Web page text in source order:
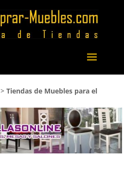
>Tiendas de Muebles para el